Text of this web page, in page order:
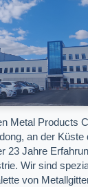
Metal Products
an der
23 Jahre
Wir sind
von